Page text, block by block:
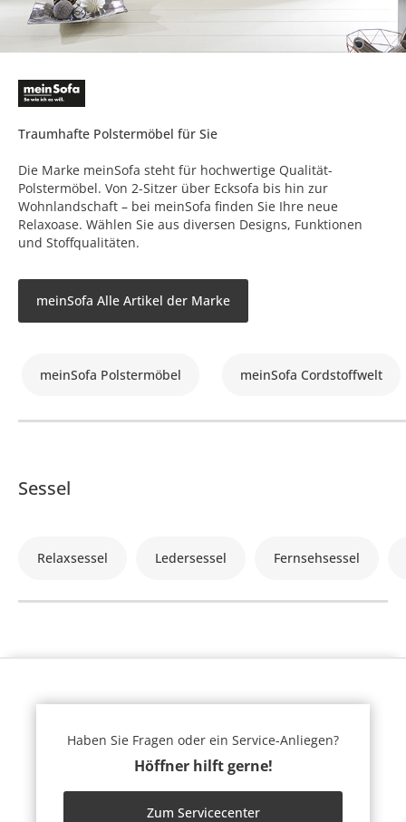
Traumhafte Polstermöbel für Sie
Die Marke meinSofa steht für hochwertige Qualität-
Polstermöbel. Von 2-Sitzer über Ecksofa bis hin zur
Wohnlandschaft – bei meinSofa finden Sie Ihre neue
Relaxoase. Wählen Sie aus diversen Designs, Funktionen
und Stoffqualitäten.
meinSofa Alle Artikel der Marke
meinSofa Polstermöbel meinSofa Cordstoffwelt
Sessel
Relaxsessel Ledersessel Fernsehsessel
Haben Sie Fragen oder ein Service-Anliegen?
Höffner hilft gerne!
Zum Servicecenter